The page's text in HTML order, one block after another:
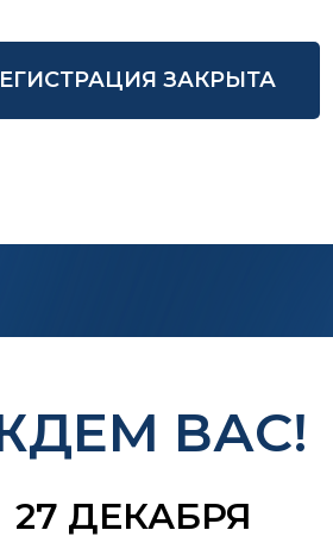
ЗАКРЫТА
ВАС!
27 ДЕКАБРЯ